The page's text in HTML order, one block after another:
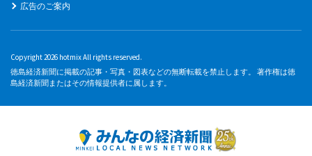
広告のご案内
Copyright 2026 hotmix All rights reserved.
徳島経済新聞に掲載の記事・写真・図表などの無断転載を禁止します。 著作権は徳
島経済新聞またはその情報提供者に属します。